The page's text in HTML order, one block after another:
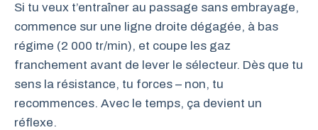
Si tu veux t’entraîner au passage sans embrayage,
commence sur une ligne droite dégagée, à bas
régime (2 000 tr/min), et coupe les gaz
franchement avant de lever le sélecteur. Dès que tu
sens la résistance, tu forces – non, tu
recommences. Avec le temps, ça devient un
réflexe.